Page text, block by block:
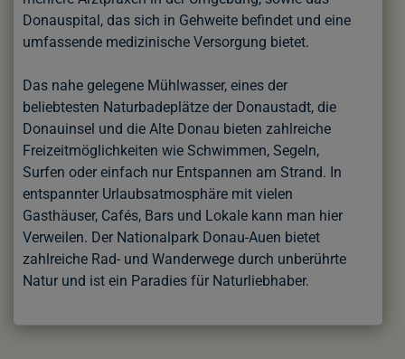
Donauspital, das sich in Gehweite befindet und eine
umfassende medizinische Versorgung bietet.
Das nahe gelegene Mühlwasser, eines der
beliebtesten Naturbadeplätze der Donaustadt, die
Donauinsel und die Alte Donau bieten zahlreiche
Freizeitmöglichkeiten wie Schwimmen, Segeln,
Surfen oder einfach nur Entspannen am Strand. In
entspannter Urlaubsatmosphäre mit vielen
Gasthäuser, Cafés, Bars und Lokale kann man hier
Verweilen. Der Nationalpark Donau-Auen bietet
zahlreiche Rad- und Wanderwege durch unberührte
Natur und ist ein Paradies für Naturliebhaber.